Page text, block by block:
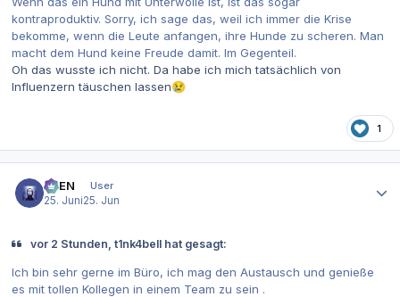
kontraproduktiv. Sorry, ich sage das, weil ich immer die Krise
bekomme, wenn die Leute anfangen, ihre Hunde zu scheren. Man
macht dem Hund keine Freude damit. Im Gegenteil.
Oh das wusste ich nicht. Da habe ich mich tatsächlich von
Influenzern täuschen lassen😢
1
AVEN
User
25. Juni25. Jun
vor 2 Stunden, t1nk4bell hat gesagt:
Ich bin sehr gerne im Büro, ich mag den Austausch und genieße
es mit tollen Kollegen in einem Team zu sein .